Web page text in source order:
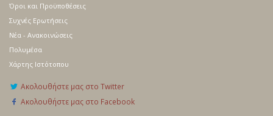
Όροι και Προϋποθέσεις
Συχνές Ερωτήσεις
Νέα - Ανακοινώσεις
Πολυμέσα
Χάρτης Ιστότοπου
Ακολουθήστε μας στο Twitter
Ακολουθήστε μας στο Facebook